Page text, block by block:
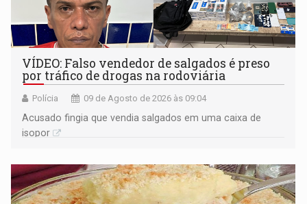
VÍDEO: Falso vendedor de salgados é preso
por tráfico de drogas na rodoviária
Polícia 09 de Agosto de 2026 às 09:04
Acusado fingia que vendia salgados em uma caixa de
isopor